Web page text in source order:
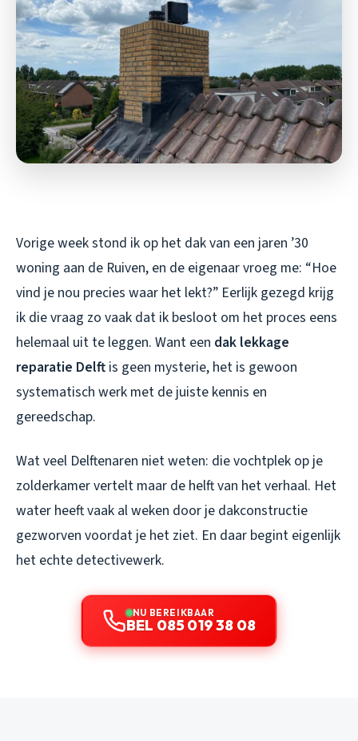
Vorige week stond ik op het dak van een jaren ’30
woning aan de Ruiven, en de eigenaar vroeg me: “Hoe
vind je nou precies waar het lekt?” Eerlijk gezegd krijg
ik die vraag zo vaak dat ik besloot om het proces eens
helemaal uit te leggen. Want een dak lekkage
reparatie Delft is geen mysterie, het is gewoon
systematisch werk met de juiste kennis en
gereedschap.
Wat veel Delftenaren niet weten: die vochtplek op je
zolderkamer vertelt maar de helft van het verhaal. Het
water heeft vaak al weken door je dakconstructie
gezworven voordat je het ziet. En daar begint eigenlijk
het echte detectivewerk.
NU BEREIKBAAR
BEL 085 019 38 08